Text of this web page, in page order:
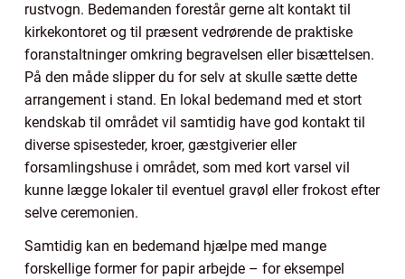
rustvogn. Bedemanden forestår gerne alt kontakt til
kirkekontoret og til præsent vedrørende de praktiske
foranstaltninger omkring begravelsen eller bisættelsen.
På den måde slipper du for selv at skulle sætte dette
arrangement i stand. En lokal bedemand med et stort
kendskab til området vil samtidig have god kontakt til
diverse spisesteder, kroer, gæstgiverier eller
forsamlingshuse i området, som med kort varsel vil
kunne lægge lokaler til eventuel gravøl eller frokost efter
selve ceremonien.
Samtidig kan en bedemand hjælpe med mange
forskellige former for papir arbejde – for eksempel